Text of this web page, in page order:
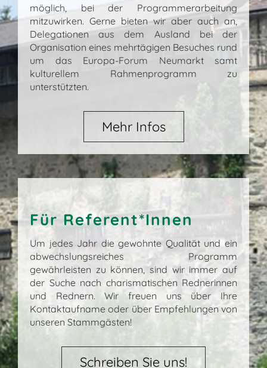
möglich, bei der Programmerarbeitung
mitzuwirken. Gerne bieten wir aber auch an,
Delegationen aus dem Ausland bei der
Organisation eines mehrtägigen Besuches rund
um das Europa-Forum Neumarkt samt
kulturellem Rahmenprogramm zu
unterstützten.
Mehr Infos
Für Referent*Innen
Um jedes Jahr die gewohnte Qualität und ein
abwechslungsreiches Programm
gewährleisten zu können, sind wir immer auf
der Suche nach charismatischen Rednerinnen
und Rednern. Wir freuen uns über Ihre
Kontaktaufname oder über Empfehlungen von
unseren Stammgästen!
Schreiben Sie uns!